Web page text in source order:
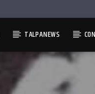
TALPANEWS